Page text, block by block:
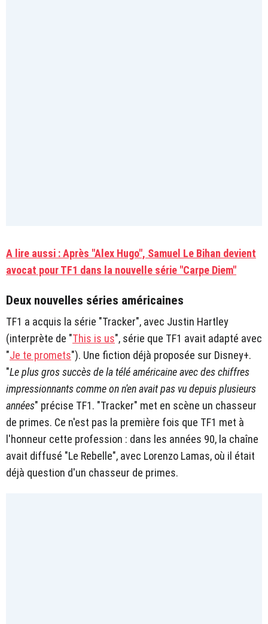
A lire aussi : Après "Alex Hugo", Samuel Le Bihan devient
avocat pour TF1 dans la nouvelle série "Carpe Diem"
Deux nouvelles séries américaines
TF1 a acquis la série "Tracker", avec Justin Hartley
(interprète de "This is us", série que TF1 avait adapté avec
"Je te promets"). Une fiction déjà proposée sur Disney+.
"Le plus gros succès de la télé américaine avec des chiffres
impressionnants comme on n'en avait pas vu depuis plusieurs
années" précise TF1. "Tracker" met en scène un chasseur
de primes. Ce n'est pas la première fois que TF1 met à
l'honneur cette profession : dans les années 90, la chaîne
avait diffusé "Le Rebelle", avec Lorenzo Lamas, où il était
déjà question d'un chasseur de primes.